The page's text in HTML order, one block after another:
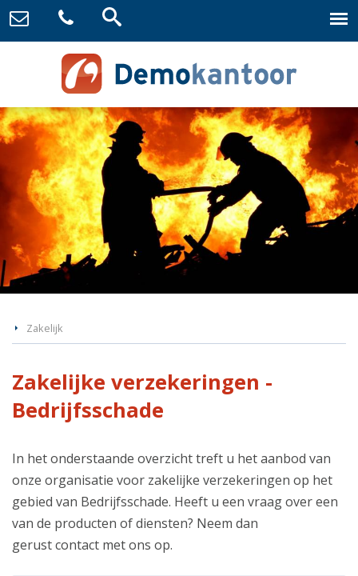
Zakelijk
Zakelijke verzekeringen -
Bedrijfsschade
In het onderstaande overzicht treft u het aanbod van
onze organisatie voor zakelijke verzekeringen op het
gebied van Bedrijfsschade. Heeft u een vraag over een
van de producten of diensten? Neem dan
gerust contact met ons op.